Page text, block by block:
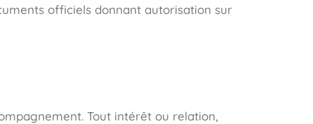
officiels donnant autorisation sur
Tout intérêt ou relation,